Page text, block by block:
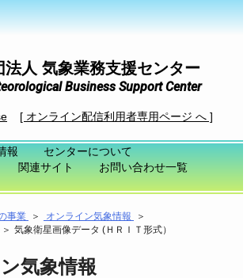
法人 気象業務支援センター
Business Support Center
[ オンライン配信利用者専用ページ へ ]
報
センターについて
関連サイト
お問い合わせ一覧
事業 ＞ オンライン気象情報
＞
＞ 気象衛星画像データ (ＨＲＩＴ形式）
気象情報